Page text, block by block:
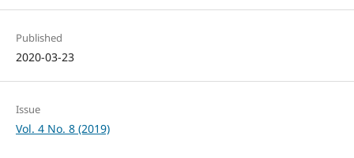
Published
2020-03-23
Issue
Vol. 4 No. 8 (2019)